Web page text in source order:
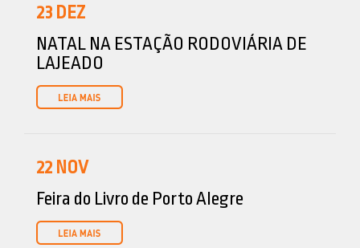
23 DEZ
NATAL NA ESTAÇÃO RODOVIÁRIA DE
LAJEADO
22 NOV
Feira do Livro de Porto Alegre